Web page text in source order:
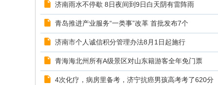
济南雨水不停歇 8日夜间到9日白天阴有雷阵雨
青岛推进产业服务“一类事”改革 首批发布7个
济南市个人诚信积分管理办法8月1日起施行
青海海北州所有A级景区对山东籍游客全年免门票
4次化疗，病房里备考，济宁抗癌男孩高考考了620分